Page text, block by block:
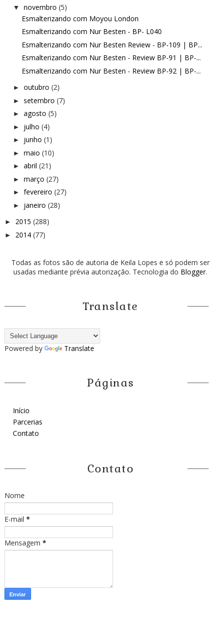
▼ novembro (5)
Esmalterizando com Moyou London
Esmalterizando com Nur Besten - BP- L040
Esmalterizando com Nur Besten Review - BP-109 | BP...
Esmalterizando com Nur Besten - Review BP-91 | BP-...
Esmalterizando com Nur Besten - Review BP-92 | BP-...
► outubro (2)
► setembro (7)
► agosto (5)
► julho (4)
► junho (1)
► maio (10)
► abril (21)
► março (27)
► fevereiro (27)
► janeiro (28)
► 2015 (288)
► 2014 (77)
Todas as fotos são de autoria de Keila Lopes e só podem ser
usadas mediante prévia autorização. Tecnologia do Blogger.
Translate
Powered by Translate
Páginas
Início
Parcerias
Contato
Contato
Nome
E-mail *
Mensagem *